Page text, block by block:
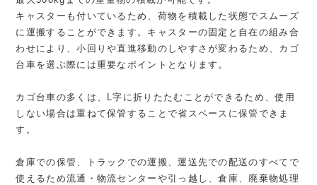
キャスターも付いているため、荷物を積載した状態でスムーズ
に運搬することができます。キャスターの固定と自在の組み合
わせにより、小回りや直進移動のしやすさが変わるため、カゴ
台車を選ぶ際には重要なポイントとなります。
カゴ台車の多くは、L字に折りたたむことができるため、使用
しない場合は重ねて保管することで省スペースに保管できま
す。
倉庫での保管、トラックでの運搬、運送先での配送のすべてで
使えるため流通・物流センターや引っ越し、倉庫、廃棄物処理